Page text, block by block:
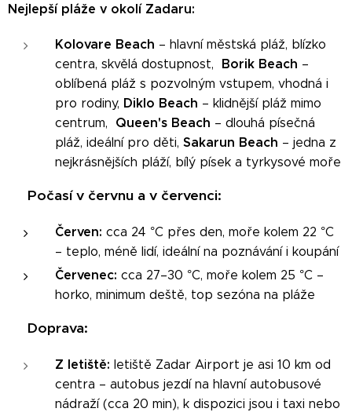
Nejlepší pláže v okolí Zadaru:
Kolovare Beach – hlavní městská pláž, blízko
centra, skvělá dostupnost, Borik Beach –
oblíbená pláž s pozvolným vstupem, vhodná i
pro rodiny, Diklo Beach – klidnější pláž mimo
centrum,
Queen's Beach – dlouhá písečná
pláž, ideální pro děti, Sakarun Beach – jedna z
nejkrásnějších pláží, bílý písek a tyrkysové moře
Počasí v červnu a v červenci:
Červen: cca 24 °C přes den, moře kolem 22 °C
– teplo, méně lidí, ideální na poznávání i koupání
Červenec: cca 27–30 °C, moře kolem 25 °C –
horko, minimum deště, top sezóna na pláže
Doprava:
Z letiště: letiště Zadar Airport je asi 10 km od
centra – autobus jezdí na hlavní autobusové
nádraží (cca 20 min), k dispozici jsou i taxi nebo